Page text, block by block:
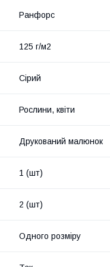
Ранфорс
125 г/м2
Сірий
Рослини, квіти
Друкований малюнок
1 (шт)
2 (шт)
Одного розміру